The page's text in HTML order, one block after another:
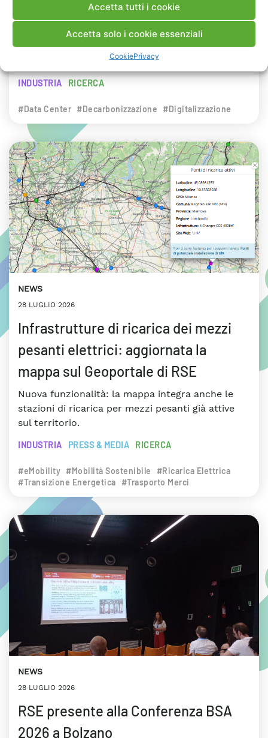
Accetta tutti i cookie
Accetta solo i cookie essenziali
CookiePrivacy
RSE è intervenuta sul tema dell’innovazione
energetica nell’ambito del convegno targato I-
INDUSTRIA RICERCA
#Data Center #Decarbonizzazione #Digitalizzazione
NEWS
28 LUGLIO 2026
Infrastrutture di ricarica dei mezzi
pesanti elettrici: aggiornata la
mappa sul Geoportale di RSE
Nuova funzionalità: la mappa integra anche le
stazioni di ricarica per mezzi pesanti già attive
sul territorio.
INDUSTRIA PRESS & MEDIA RICERCA
#eMobility #Mobilità Sostenibile
#Ricarica Elettrica
#Transizione Energetica
#Trasporto Merci
NEWS
28 LUGLIO 2026
RSE presente alla Conferenza BSA
2026 a Bolzano